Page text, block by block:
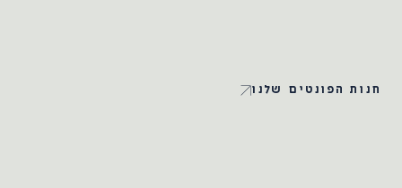
חנות הפונטים שלנו